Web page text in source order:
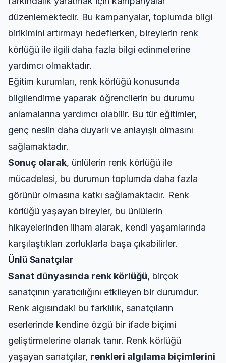
düzenlemektedir. Bu kampanyalar, toplumda bilgi
birikimini artırmayı hedeflerken, bireylerin renk
körlüğü ile ilgili daha fazla bilgi edinmelerine
yardımcı olmaktadır.
Eğitim kurumları, renk körlüğü konusunda
bilgilendirme yaparak öğrencilerin bu durumu
anlamalarına yardımcı olabilir. Bu tür eğitimler,
genç neslin daha duyarlı ve anlayışlı olmasını
sağlamaktadır.
Sonuç olarak, ünlülerin renk körlüğü ile
mücadelesi, bu durumun toplumda daha fazla
görünür olmasına katkı sağlamaktadır. Renk
körlüğü yaşayan bireyler, bu ünlülerin
hikayelerinden ilham alarak, kendi yaşamlarında
karşılaştıkları zorluklarla başa çıkabilirler.
Ünlü Sanatçılar
Sanat dünyasında renk körlüğü, birçok
sanatçının yaratıcılığını etkileyen bir durumdur.
Renk algısındaki bu farklılık, sanatçıların
eserlerinde kendine özgü bir ifade biçimi
geliştirmelerine olanak tanır. Renk körlüğü
yaşayan sanatçılar, renkleri algılama biçimlerini